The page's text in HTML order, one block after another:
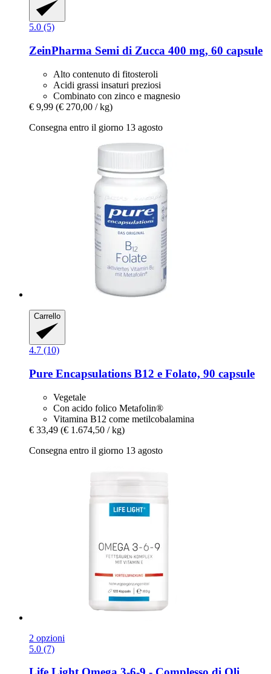
5.0 (5)
ZeinPharma Semi di Zucca 400 mg, 60 capsule
Alto contenuto di fitosteroli
Acidi grassi insaturi preziosi
Combinato con zinco e magnesio
€ 9,99 (€ 270,00 / kg)
Consegna entro il giorno 13 agosto
Carrello
4.7 (10)
Pure Encapsulations B12 e Folato, 90 capsule
Vegetale
Con acido folico Metafolin®
Vitamina B12 come metilcobalamina
€ 33,49 (€ 1.674,50 / kg)
Consegna entro il giorno 13 agosto
2 opzioni
5.0 (7)